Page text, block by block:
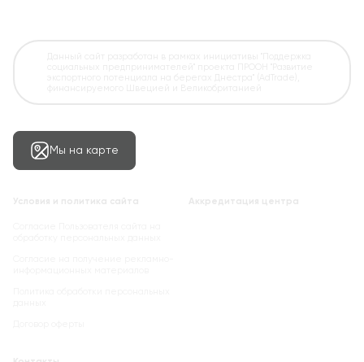
Мы на карте